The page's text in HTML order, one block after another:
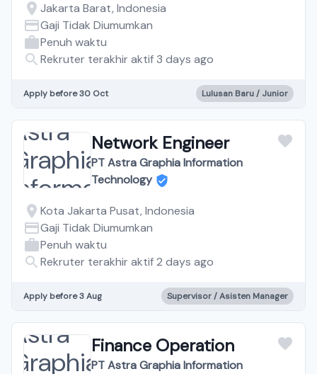
Jakarta Barat, Indonesia
Gaji Tidak Diumumkan
Penuh waktu
Rekruter terakhir aktif 3 days ago
Apply before 30 Oct Lulusan Baru / Junior
Network Engineer
PT Astra Graphia Information
Technology
Kota Jakarta Pusat, Indonesia
Gaji Tidak Diumumkan
Penuh waktu
Rekruter terakhir aktif 2 days ago
Apply before 3 Aug Supervisor / Asisten Manager
Finance Operation
PT Astra Graphia Information